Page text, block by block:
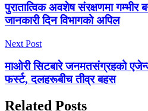
पुरातात्विक अवशेष संरक्षणमा
जानकारी दिन विभागको अपिल
Next Post
माओरी सिटबारे जनमतसंग्रहको
फर्स्ट, दलहरूबीच तीव्र बहस
Related Posts